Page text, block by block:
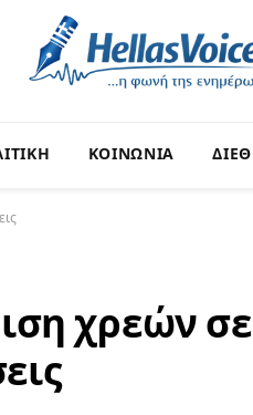
ΚΟΙΝΩΝΙΑ
χρεών